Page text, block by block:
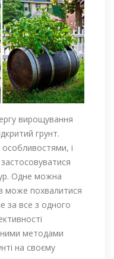
вирощування
грунт.
і
Одне можна
може похвалитися
за все з одного
методами
на своєму